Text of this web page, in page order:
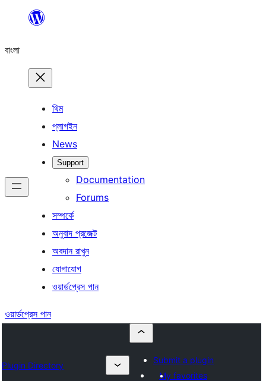
যান
বাংলা
থিম
প্লাগইন
News
Support
Documentation
Forums
সম্পর্কে
অনুবাদ প্রজেক্ট
অবদান রাখুন
যোগাযোগ
ওয়ার্ডপ্রেস পান
ওয়ার্ডপ্রেস পান
Plugin Directory
Submit a plugin
My favorites